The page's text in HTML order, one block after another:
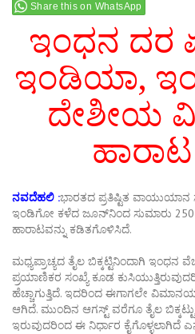
Share this on WhatsApp
ಇಂಧನ ದರ
ಇಂಡಿಯಾ,
ದೇಶೀಯ
ನವದೆಹಲಿ :ಭಾರತದ ಪ್ರತಿಷ್ಟಿತ
ಇಂಡಿಗೋ ಕಳೆದ ಜೂನ್‌ನಿಂದ ಸುಮಾರು
ಹಾರಾಟವನ್ನು ಕಡಿತಗೊಳಿಸಿದೆ.
ಮಧ್ಯಪ್ರಾಚ್ಯದ ತೈಲ ಬಿಕ್ಕಟ್ಟಿನಿಂದಾಗಿ ಇಂಧನ
ಪ್ರಯಾಣಿಕರ ಸಂಖ್ಯೆ ಕೂಡ
ಹೆಚ್ಚಾಗುತ್ತಿದೆ. ಇದರಿಂದ ಈಗಾಗಲೇ
ಆಗಿದೆ. ಮುಂದಿನ ಆಗಸ್ಟ್ ವರೆಗೂ ತೈಲ
ಇರುವುದರಿಂದ ಈ ನಿರ್ಧಾರ ಕೈಗೊಳ್ಳಲಾಗಿದೆ